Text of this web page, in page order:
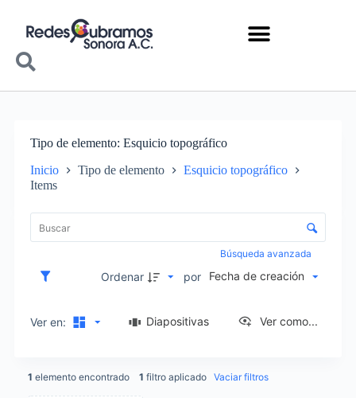
Tipo de elemento Esquicio topográfico
Inicio Tipo de elemento
Esquicio topográfico
Items
Control de clasificación y visualización
Búsqueda avanzada
Ordenar por Fecha de creación
Ver en: Diapositivas Ver como...
1 elemento encontrado 1 filtro aplicado Vaciar filtros